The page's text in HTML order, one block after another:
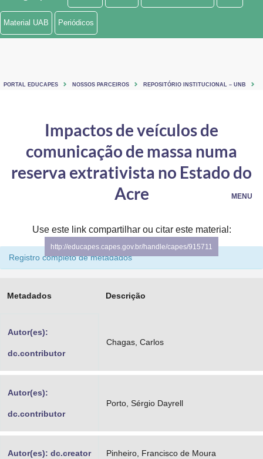
Ministério de Minas e Energia
Controladoria-Geral da União
Ministério da Mulher, da Família e dos Direitos Humanos
Gabinete de Segurança Institucional
Banco Central do Brasil
MENU
Material UAB Periódicos
PORTAL EDUCAPES NOSSOS PARCEIROS REPOSITÓRIO INSTITUCIONAL – UNB
Impactos de veículos de
comunicação de massa numa
reserva extrativista no Estado do
Acre
Use este link compartilhar ou citar este material:
http://educapes.capes.gov.br/handle/capes/915711
Registro completo de metadados
Metadados Descrição
Autor(es):
dc.contributor
Chagas, Carlos
Autor(es):
dc.contributor
Porto, Sérgio Dayrell
Autor(es): dc.creator Pinheiro, Francisco de Moura